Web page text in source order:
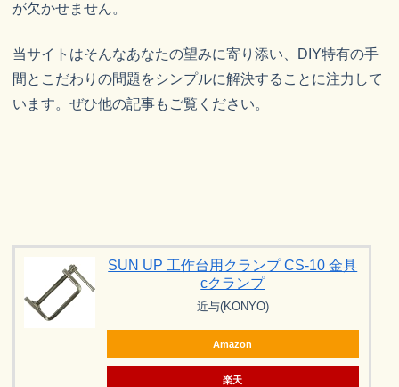
が欠かせません。
当サイトはそんなあなたの望みに寄り添い、DIY特有の手
間とこだわりの問題をシンプルに解決することに注力して
います。ぜひ他の記事もご覧ください。
SUN UP 工作台用クランプ CS-10 金具
cクランプ
近与(KONYO)
Amazon
楽天